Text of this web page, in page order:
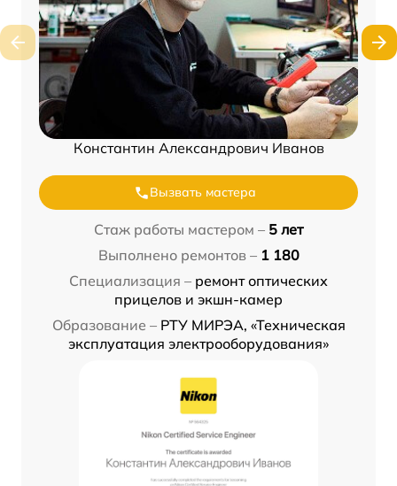
Константин Александрович Иванов
Вызвать мастера
Стаж работы мастером – 5 лет
Выполнено ремонтов – 1 180
Специализация – ремонт оптических
прицелов и экшн-камер
Образование – РТУ МИРЭА, «Техническая
эксплуатация электрооборудования»